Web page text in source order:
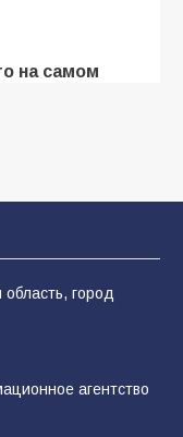
на самом
работы
в 2026 году
ответ
город
агентство